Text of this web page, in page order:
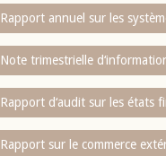
Rapport annuel sur les
Note trimestrielle
Rapport d‘audit sur les états
Rapport sur le commerce